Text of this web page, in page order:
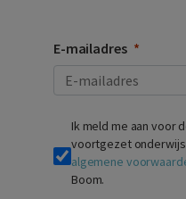
E-mailadres
Ik meld me aan voor
voortgezet
algemene
Boom.